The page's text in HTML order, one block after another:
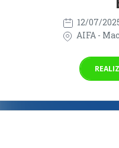
12/07/
AIFA -